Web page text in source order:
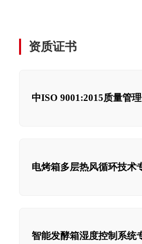
资质证书
中ISO 9001:2015质量管
电烤箱多层热风循环技术
智能发酵箱湿度控制系统